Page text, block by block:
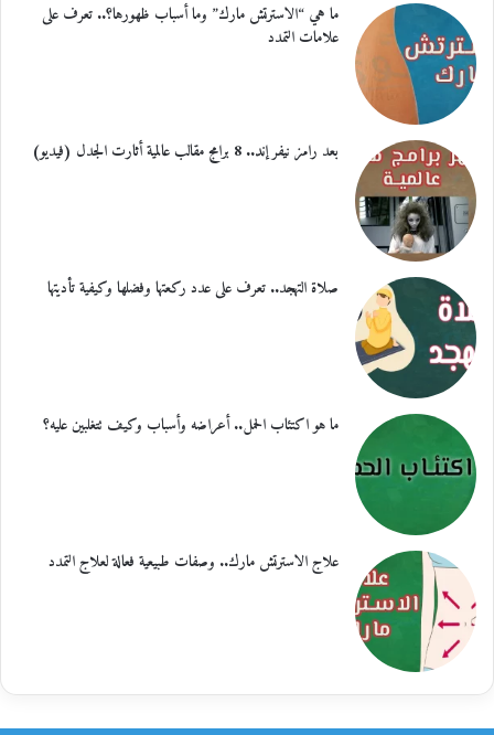
ما هي “الاسترتش مارك” وما أسباب ظهورها؟.. تعرف على
علامات التمدد
بعد رامز نيفر إند.. 8 برامج مقالب عالمية أثارت الجدل (فيديو)
صلاة التهجد.. تعرف على عدد ركعتها وفضلها وكيفية تأديتها
ما هو اكتئاب الحمل.. أعراضه وأسباب وكيف تتغلبين عليه؟
علاج الاسترتش مارك.. وصفات طبيعية فعالة لعلاج التمدد